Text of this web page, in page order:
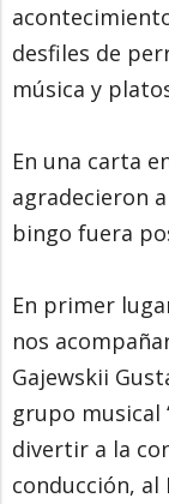
desfiles de
música y
En una carta
agradecieron
bingo fuera
En primer
nos
Gajewskii
grupo musical
divertir a la
conducción, al